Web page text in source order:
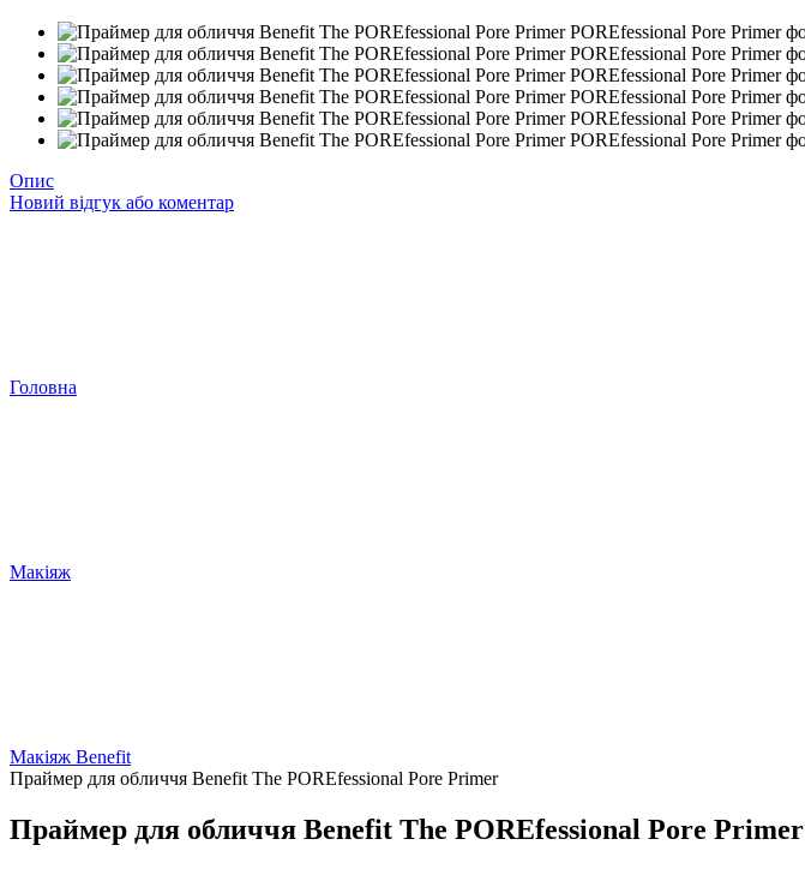
Опис
Новий відгук або коментар
Головна
Макіяж
Макіяж Benefit
Праймер для обличчя Benefit The POREfessional Pore Primer
Праймер для обличчя Benefit The POREfessional Pore Primer